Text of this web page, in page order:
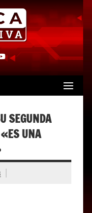
fab
SEGUNDA
UNA